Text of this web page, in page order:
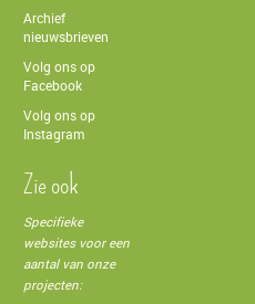
Archief
nieuwsbrieven
Volg ons op
Facebook
Volg ons op
Instagram
Zie ook
Specifieke
websites voor een
aantal van onze
projecten: